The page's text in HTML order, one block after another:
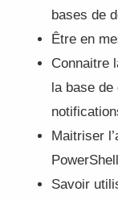
bases de
Être en
Connaitre
la base
Maitriser
PowerShell
Savoir